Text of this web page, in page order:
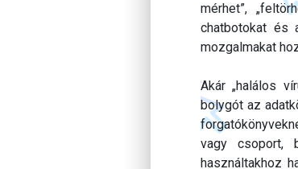
mérhet”,
chatbotokat és
mozgalmakat
Akár „halálos
bolygót az
vagy csoport,
használtakhoz